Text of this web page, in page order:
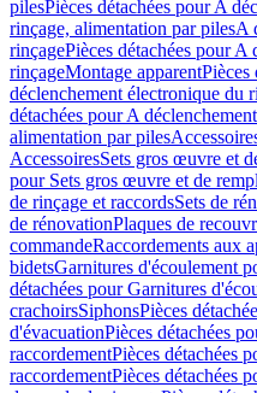
pilesPièces détachées pour A
rinçage, alimentation par pilesA
rinçagePièces détachées pour A
rinçageMontage apparentPièces
déclenchement électronique du
détachées pour A
alimentation par piles
AccessoiresSets gros œuvre et
pour Sets gros œuvre et de
de rinçage et raccordsSets de
de rénovationPlaques de
commandeRaccordements aux
bidetsGarnitures d'écoulement
détachées pour Garnitures
crachoirsSiphonsPièces
d'évacuationPièces détachées
raccordementPièces détachées
raccordementPièces détachées